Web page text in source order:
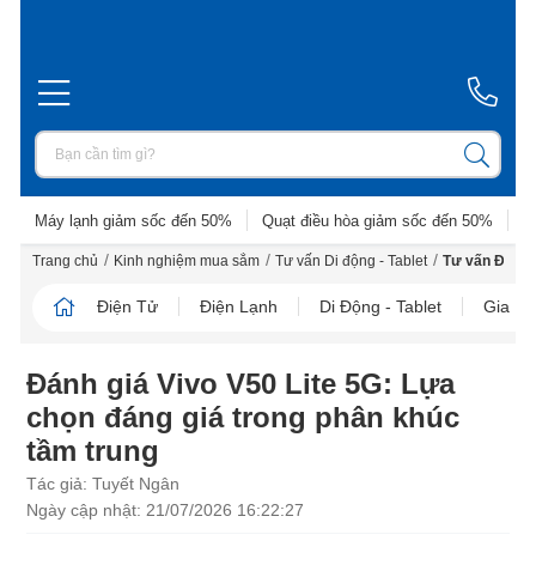
Máy lạnh giảm sốc đến 50% Quạt điều hòa giảm sốc đến 50%
Trang chủ / Kinh nghiệm mua sắm / Tư vấn Di động - Tablet / Tư vấn Điện
Điện Tử Điện Lạnh Di Động - Tablet Gia
Đánh giá Vivo V50 Lite 5G: Lựa
chọn đáng giá trong phân khúc
tầm trung
Tác giả: Tuyết Ngân
Ngày cập nhật: 21/07/2026 16:22:27